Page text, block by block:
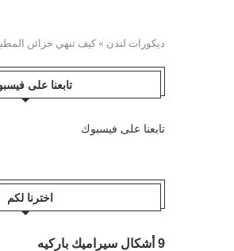
ديكورات لندن » كيف تنهي خزائن
تابعنا على
تابعنا على فيسبوك
اخترنا لكم
9 أشكال سيراميك باركيه